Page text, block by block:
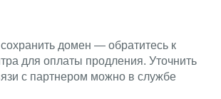
домен — обратитесь к
для оплаты продления. Уточнить
с партнером можно в службе